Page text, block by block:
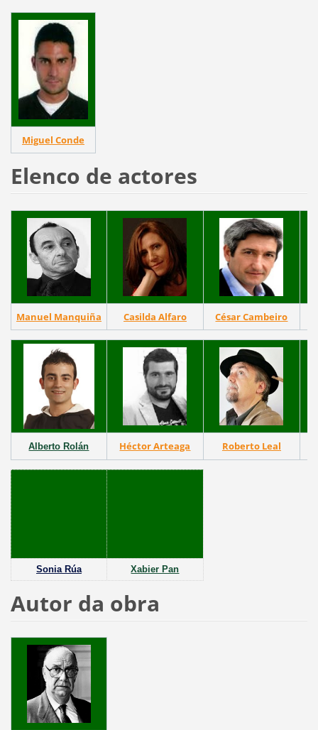
Miguel Conde
Elenco de actores
Manuel Manquiña Casilda Alfaro César Cambeiro
Alberto Rolán Héctor Arteaga Roberto Leal
Sonia Rúa Xabier Pan
Autor da obra